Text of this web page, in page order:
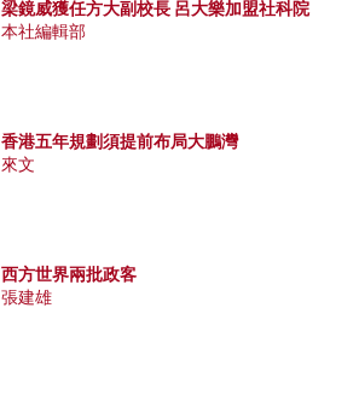
梁鏡威獲任方大副校長 呂大樂加盟社科院
本社編輯部
香港五年規劃須提前布局大鵬灣
來文
西方世界兩批政客
張建雄